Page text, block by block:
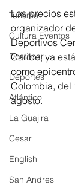
Turismo
Cultura Eventos
Destacar
Deportes
Atlántico
La Guajira
Cesar
English
San Andres
Los precios
organizador
Deportivos
Caribe, ya
como
Colombia, del
agosto.